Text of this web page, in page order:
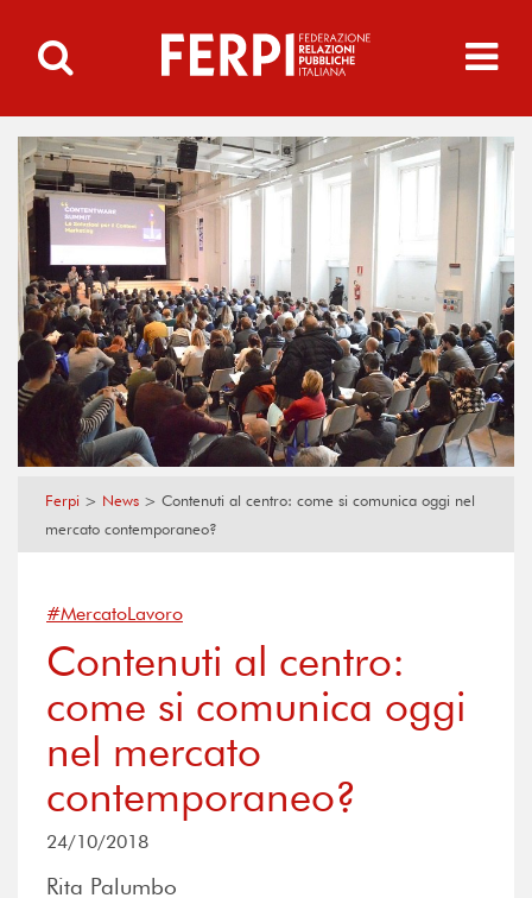
Ferpi > News > Contenuti al centro: come si comunica oggi nel
mercato contemporaneo?
#MercatoLavoro
Contenuti al centro:
come si comunica oggi
nel mercato
contemporaneo?
24/10/2018
Rita Palumbo